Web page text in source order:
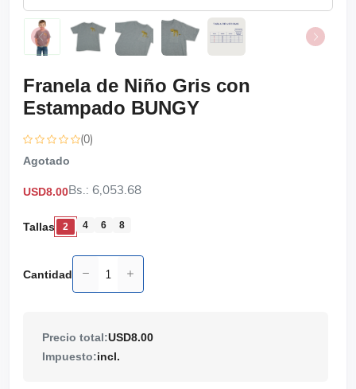
Franela de Niño Gris con
Estampado BUNGY
(0)
Agotado
USD8.00Bs.: 6,053.68
Tallas 2 4 6 8
Cantidad
Precio total:USD8.00
Impuesto:incl.